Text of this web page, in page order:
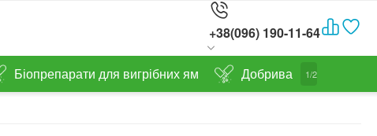
+38(096) 190-11-64
Біопрепарати для вигрібних ям Добрива 1/2